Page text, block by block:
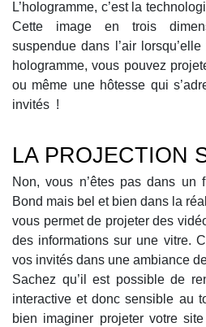
L’hologramme, c’est la
Cette image en trois
suspendue dans l’air
hologramme, vous pouvez
ou même une hôtesse qui
invités !
LA PROJECTION
Non, vous n’êtes pas dans un
Bond mais bel et bien dans la
vous permet de projeter des
des informations sur une vitre.
vos invités dans une ambiance
Sachez qu’il est possible de
interactive et donc sensible au
bien imaginer projeter votre